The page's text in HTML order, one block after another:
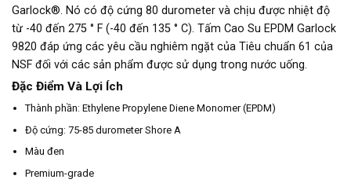
Garlock®. Nó có độ cứng 80 durometer và chịu được nhiệt độ
từ -40 đến 275 ° F (-40 đến 135 ° C). Tấm Cao Su EPDM Garlock
9820 đáp ứng các yêu cầu nghiêm ngặt của Tiêu chuẩn 61 của
NSF đối với các sản phẩm được sử dụng trong nước uống.
Đặc Điểm Và Lợi Ích
Thành phần: Ethylene Propylene Diene Monomer (EPDM)
Độ cứng: 75-85 durometer Shore A
Màu đen
Premium-grade